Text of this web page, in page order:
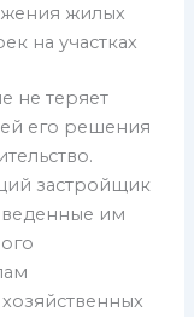
жилых
на участках
не теряет
его решения
застройщик
им